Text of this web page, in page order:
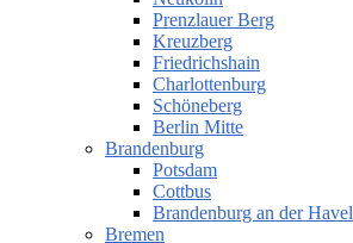
Prenzlauer Berg
Kreuzberg
Friedrichshain
Charlottenburg
Schöneberg
Berlin Mitte
Brandenburg
Potsdam
Cottbus
Brandenburg an der Havel
Bremen